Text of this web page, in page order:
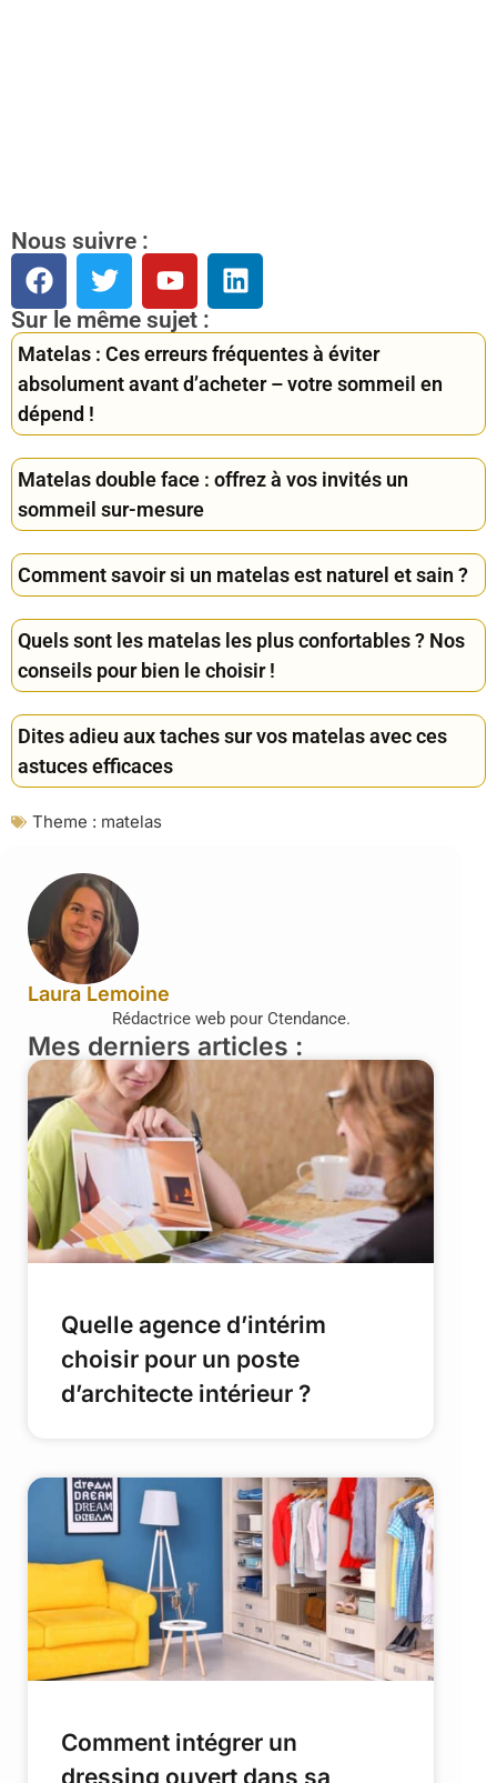
Nous suivre :
Sur le même sujet :
Matelas : Ces erreurs fréquentes à éviter
absolument avant d’acheter – votre sommeil en
dépend !
Matelas double face : offrez à vos invités un
sommeil sur-mesure
Comment savoir si un matelas est naturel et sain ?
Quels sont les matelas les plus confortables ? Nos
conseils pour bien le choisir !
Dites adieu aux taches sur vos matelas avec ces
astuces efficaces
Theme : matelas
Laura Lemoine
Rédactrice web pour Ctendance.
Mes derniers articles :
Quelle agence d’intérim
choisir pour un poste
d’architecte intérieur ?
Comment intégrer un
dressing ouvert dans sa